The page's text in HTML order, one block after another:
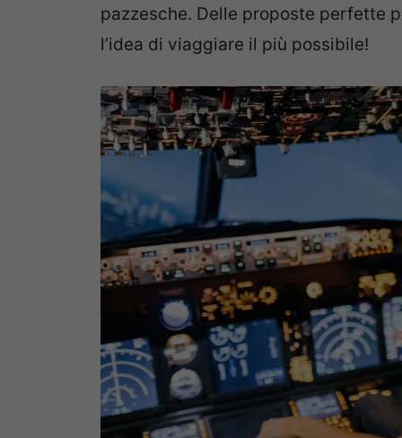
pazzesche. Delle proposte perfette
l’idea di viaggiare il più possibile!